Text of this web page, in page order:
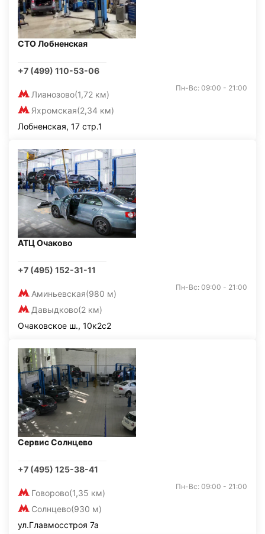
СТО Лобненская
+7 (499) 110-53-06
Лианозово(1,72 км)
Яхромская(2,34 км)
Пн-Вс: 09:00 - 21:00
Лобненская, 17 стр.1
АТЦ Очаково
+7 (495) 152-31-11
Аминьевская(980 м)
Давыдково(2 км)
Пн-Вс: 09:00 - 21:00
Очаковское ш., 10к2с2
Сервис Солнцево
+7 (495) 125-38-41
Говорово(1,35 км)
Солнцево(930 м)
Пн-Вс: 09:00 - 21:00
ул.Главмосстроя 7а